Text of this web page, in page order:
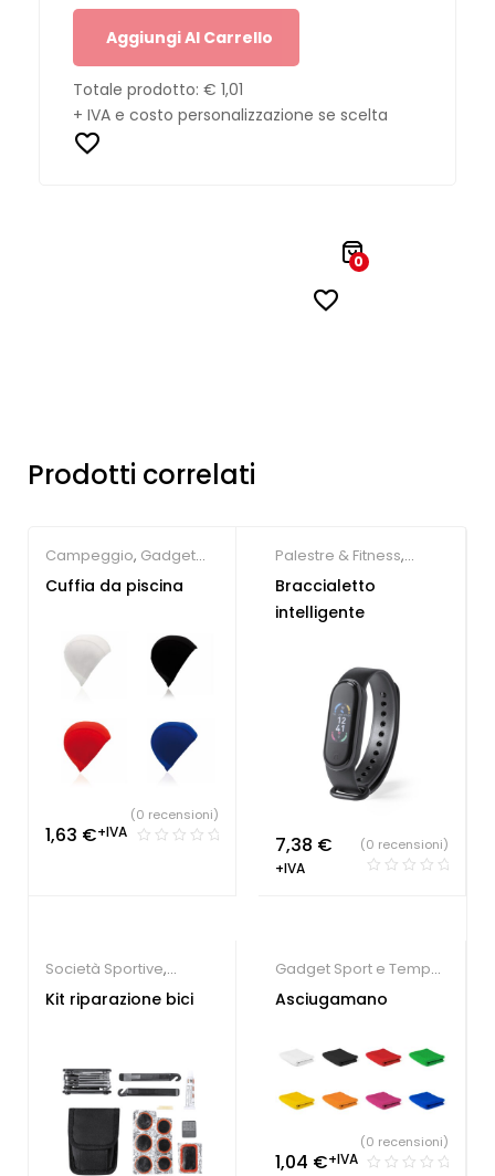
Aggiungi Al Carrello
Totale prodotto: € 1,01
+ IVA e costo personalizzazione se scelta
0
Prodotti correlati
Campeggio, Gadget
Sport e Tempo Libero
Cuffia da piscina
1,63 €+IVA
(0 recensioni)
Palestre & Fitness,
Smartwatch,Gadget
Sport e Tempo Libero
Braccialetto
intelligente
7,38 €
+IVA
(0 recensioni)
Società Sportive,
Gadget Sport e Tempo
Kit riparazione bici
Gadget Sport e Tempo
Libero,Hotel,Palestre &
Asciugamano
1,04 €+IVA
(0 recensioni)